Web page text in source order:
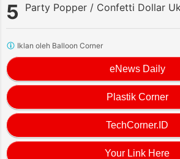
Party Popper / Confetti Dollar
eNews Daily
Plastik Corner
TechCorner.ID
Your Link Here
Iklan oleh Balloon Corner